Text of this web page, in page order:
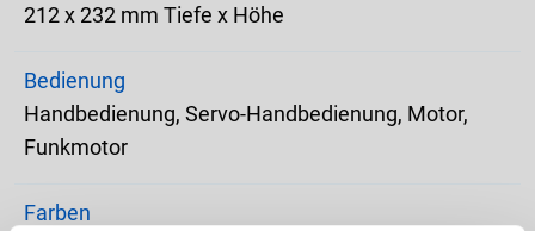
212 x 232 mm Tiefe x Höhe
Bedienung
Handbedienung, Servo-Handbedienung, Motor,
Funkmotor
Farben